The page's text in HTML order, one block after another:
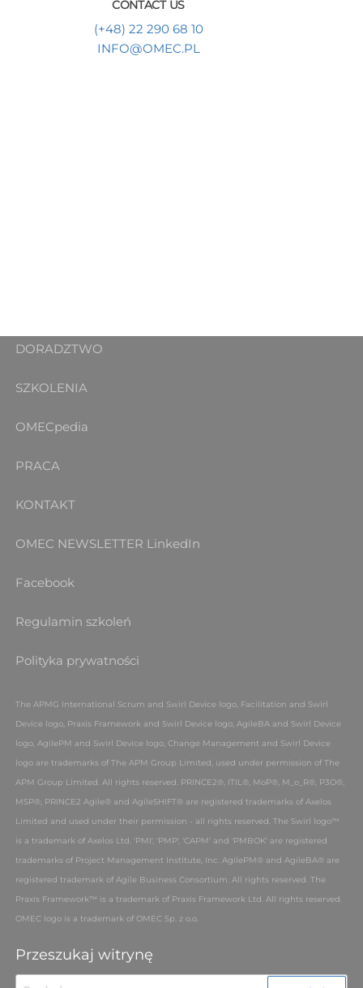
CONTACT US
(+48) 22 290 68 10
INFO@OMEC.PL
DORADZTWO
SZKOLENIA
OMECpedia
PRACA
KONTAKT
OMEC NEWSLETTER LinkedIn
Facebook
Regulamin szkoleń
Polityka prywatności
The APMG International Scrum and Swirl Device logo, Facilitation and Swirl
Device logo, Praxis Framework and Swirl Device logo, AgileBA and Swirl Device
logo, AgilePM and Swirl Device logo, Change Management and Swirl Device
logo are trademarks of The APM Group Limited, used under permission of The
APM Group Limited. All rights reserved. PRINCE2®, ITIL®, MoP®, M_o_R®, P3O®,
MSP®, PRINCE2 Agile® and AgileSHIFT® are registered trademarks of Axelos
Limited and used under their permission - all rights reserved. The Swirl logo™
is a trademark of Axelos Ltd. 'PMI', 'PMP', 'CAPM' and 'PMBOK' are registered
trademarks of Project Management Institute, Inc. AgilePM® and AgileBA® are
registered trademark of Agile Business Consortium. All rights reserved. The
Praxis Framework™ is a trademark of Praxis Framework Ltd. All rights reserved.
OMEC logo is a trademark of OMEC Sp. z o.o.
Przeszukaj witrynę